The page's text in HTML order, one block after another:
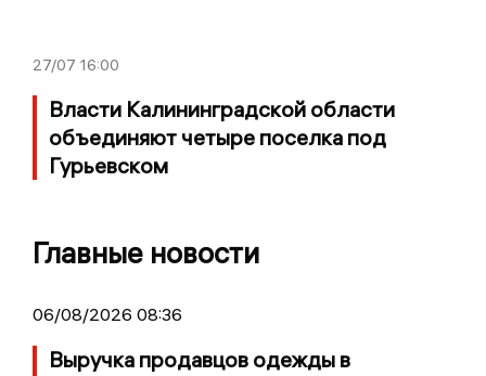
27/07 16:00
Власти Калининградской области
объединяют четыре поселка под
Гурьевском
Главные новости
06/08/2026 08:36
Выручка продавцов одежды в